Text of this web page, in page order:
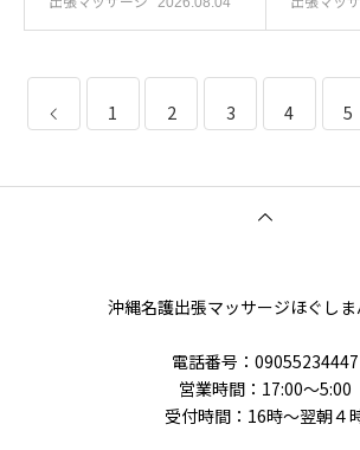
1 2 3 4 5
沖縄名護出張マッサージほぐし
電話番号‭：09055234447
営業時間：17:00～5:00
受付時間：16時〜翌朝４